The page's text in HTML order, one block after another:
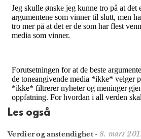
Les også
Verdier og anstendighet- 8. mars